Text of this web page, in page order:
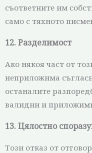
съответните им
само с тяхното
12. Разделимост
Ако някоя част от
неприложима
останалите
валидни и
13. Цялостно
Този отказ от